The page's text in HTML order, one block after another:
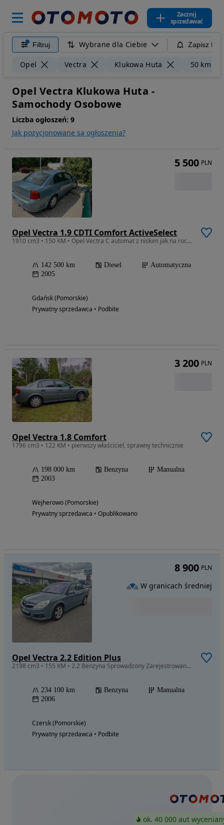
Zacznij
sprzedawać
Filtruj Wybrane dla Ciebie Zapisz
Opel Vectra Klukowa Huta 50 km
Opel Vectra Klukowa Huta -
Samochody Osobowe
Liczba ogłoszeń: 9
Jak pozycjonowane są ogłoszenia?
Opel Vectra 1.9 CDTI Comfort ActiveSelect
1910 cm3 • 150 KM • Opel Vectra C automat z niskim jak na rocznik przebiegiem
142 500 km Diesel
Automatyczna
2005
Gdańsk (Pomorskie)
Prywatny sprzedawca • Podbite
5 500 PLN
Opel Vectra 1.8 Comfort
1796 cm3 • 122 KM • pierwszy właściciel, sprawny technicznie
198 000 km Benzyna
Manualna
2003
Wejherowo (Pomorskie)
Prywatny sprzedawca • Opublikowano
3 200 PLN
Opel Vectra 2.2 Edition Plus
2198 cm3 • 155 KM • 2.2 Benzyna Sprowadzony Zarejestrowany Okazja!!!
234 100 km Benzyna
Manualna
2006
Czersk (Pomorskie)
Prywatny sprzedawca • Podbite
8 900 PLN
W granicach średniej
ok. 40 000 aut